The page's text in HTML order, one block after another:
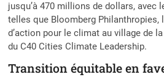
jusqu’à 470 millions de dollars, avec
telles que Bloomberg Philanthropies,
d’action pour le climat au village de
du C40 Cities Climate Leadership.
Transition équitable en